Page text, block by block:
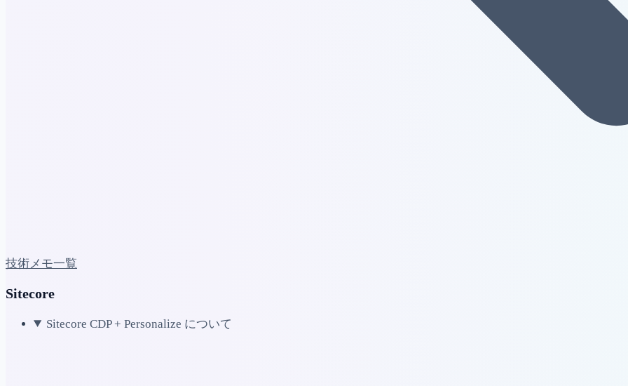
技術メモ一覧
Sitecore
Sitecore CDP + Personalize について